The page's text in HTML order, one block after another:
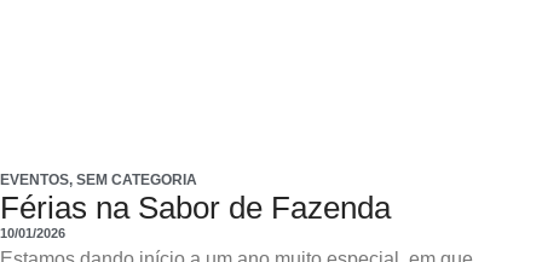
EVENTOS, SEM CATEGORIA
Férias na Sabor de Fazenda
10/01/2026